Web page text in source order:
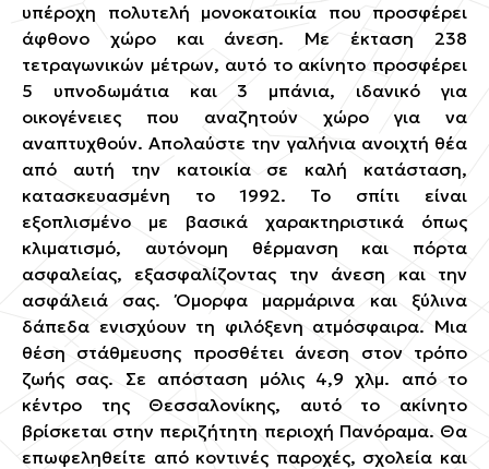
υπέροχη πολυτελή μονοκατοικία που προσφέρει
άφθονο χώρο και άνεση. Με έκταση 238
τετραγωνικών μέτρων, αυτό το ακίνητο προσφέρει
5 υπνοδωμάτια και 3 μπάνια, ιδανικό για
οικογένειες που αναζητούν χώρο για να
αναπτυχθούν. Απολαύστε την γαλήνια ανοιχτή θέα
από αυτή την κατοικία σε καλή κατάσταση,
κατασκευασμένη το 1992. Το σπίτι είναι
εξοπλισμένο με βασικά χαρακτηριστικά όπως
κλιματισμό, αυτόνομη θέρμανση και πόρτα
ασφαλείας, εξασφαλίζοντας την άνεση και την
ασφάλειά σας. Όμορφα μαρμάρινα και ξύλινα
δάπεδα ενισχύουν τη φιλόξενη ατμόσφαιρα. Μια
θέση στάθμευσης προσθέτει άνεση στον τρόπο
ζωής σας. Σε απόσταση μόλις 4,9 χλμ. από το
κέντρο της Θεσσαλονίκης, αυτό το ακίνητο
βρίσκεται στην περιζήτητη περιοχή Πανόραμα. Θα
επωφεληθείτε από κοντινές παροχές, σχολεία και